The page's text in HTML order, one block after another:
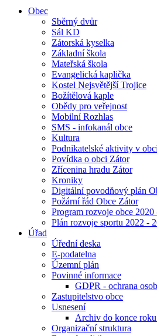
Obec
Sběrný dvůr
Sál KD
Zátorská kyselka
Základní škola
Mateřská škola
Evangelická kaplička
Kostel Nejsvětější Trojice
Božítělová kaple
Obědy pro veřejnost
Mobilní Rozhlas
SMS - infokanál obce
Kultura
Podnikatelské aktivity v obci
Povídka o obci Zátor
Zřícenina hradu Zátor
Kroniky
Digitální povodňový plán
Požární řád Obce Zátor
Program rozvoje obce 2020
Plán rozvoje sportu 2022 -
Úřad
Úřední deska
E-podatelna
Územní plán
Povinné informace
GDPR - ochrana
Zastupitelstvo obce
Usnesení
Archiv do konce
Organizační struktura